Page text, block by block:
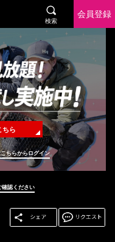
検索
会員登録
ちら
ちらからログイン
認ください